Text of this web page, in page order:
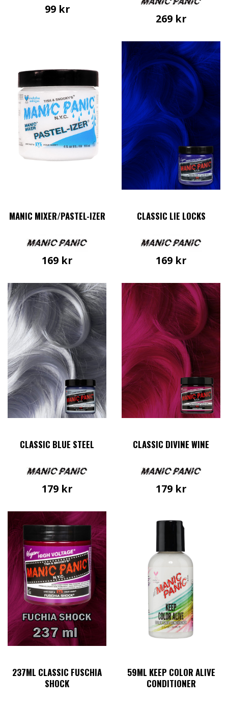
99 kr
269 kr
MANIC MIXER/PASTEL-IZER
169 kr
CLASSIC LIE LOCKS
169 kr
CLASSIC BLUE STEEL
179 kr
CLASSIC DIVINE WINE
179 kr
237ML CLASSIC FUSCHIA
SHOCK
59ML KEEP COLOR ALIVE
CONDITIONER